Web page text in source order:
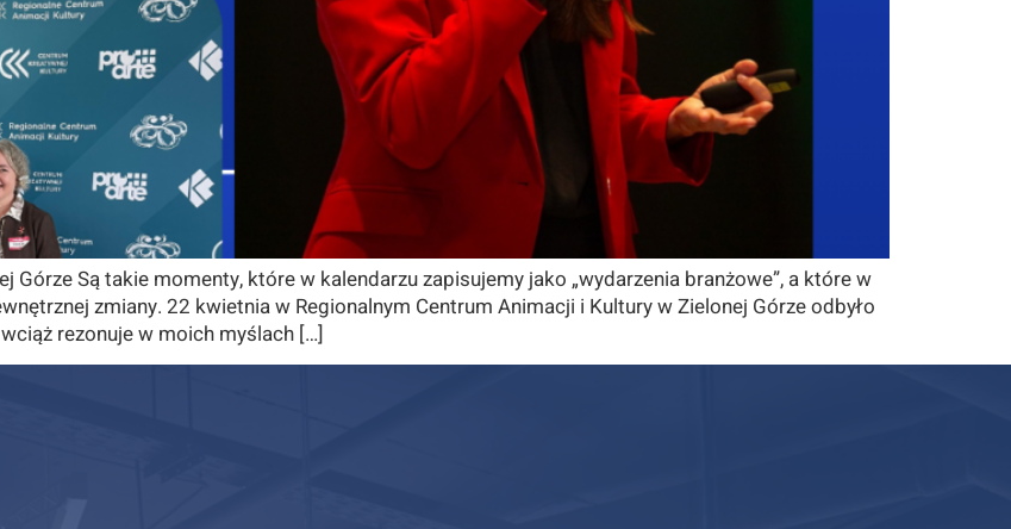
Są takie momenty, które w kalendarzu zapisujemy jako „wydarzenia branżowe”, a które w
zmiany. 22 kwietnia w Regionalnym Centrum Animacji i Kultury w Zielonej Górze odbyło
rezonuje w moich myślach […]